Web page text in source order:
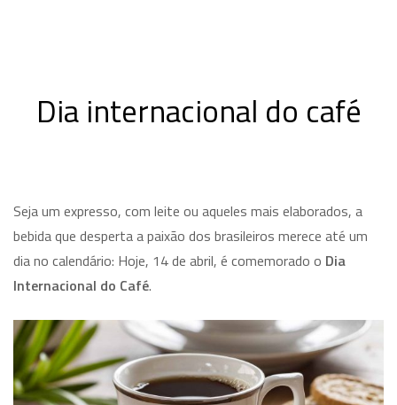
Dia internacional do café
Seja um expresso, com leite ou aqueles mais elaborados, a
bebida que desperta a paixão dos brasileiros merece até um
dia no calendário: Hoje, 14 de abril, é comemorado o Dia
Internacional do Café.